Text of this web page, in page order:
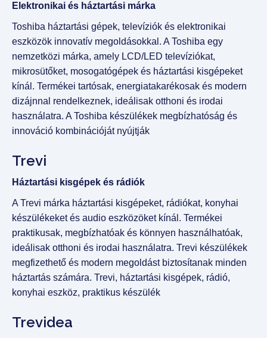
Elektronikai és háztartási márka
Toshiba háztartási gépek, televíziók és elektronikai
eszközök innovatív megoldásokkal. A Toshiba egy
nemzetközi márka, amely LCD/LED televíziókat,
mikrosütőket, mosogatógépek és háztartási kisgépeket
kínál. Termékei tartósak, energiatakarékosak és modern
dizájnnal rendelkeznek, ideálisak otthoni és irodai
használatra. A Toshiba készülékek megbízhatóság és
innováció kombinációját nyújtják
Trevi
Háztartási kisgépek és rádiók
A Trevi márka háztartási kisgépeket, rádiókat, konyhai
készülékeket és audio eszközöket kínál. Termékei
praktikusak, megbízhatóak és könnyen használhatóak,
ideálisak otthoni és irodai használatra. Trevi készülékek
megfizethető és modern megoldást biztosítanak minden
háztartás számára. Trevi, háztartási kisgépek, rádió,
konyhai eszköz, praktikus készülék
Trevidea